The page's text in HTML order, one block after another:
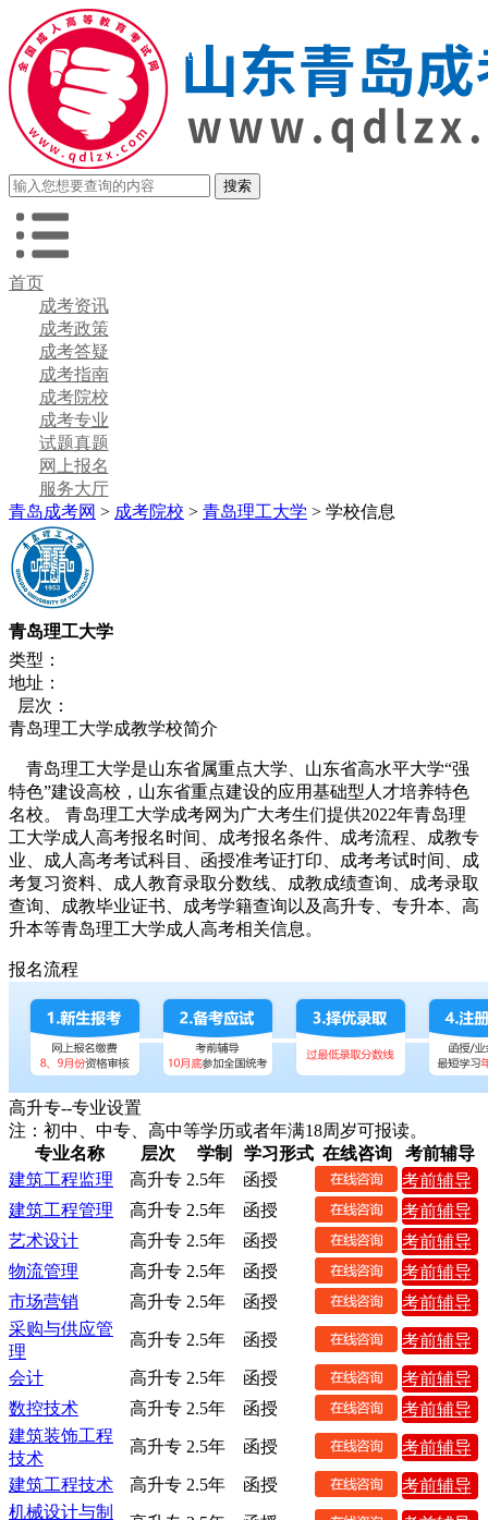
首页
成考资讯
成考政策
成考答疑
成考指南
成考院校
成考专业
试题真题
网上报名
服务大厅
青岛成考网 > 成考院校 > 青岛理工大学 > 学校信息
青岛理工大学
类型：
地址：
层次：
青岛理工大学成教学校简介
青岛理工大学是山东省属重点大学、山东省高水平大学“强
特色”建设高校，山东省重点建设的应用基础型人才培养特色
名校。 青岛理工大学成考网为广大考生们提供2022年青岛理
工大学成人高考报名时间、成考报名条件、成考流程、成教专
业、成人高考考试科目、函授准考证打印、成考考试时间、成
考复习资料、成人教育录取分数线、成教成绩查询、成考录取
查询、成教毕业证书、成考学籍查询以及高升专、专升本、高
升本等青岛理工大学成人高考相关信息。
报名流程
高升专--专业设置
注：初中、中专、高中等学历或者年满18周岁可报读。
专业名称
层次 学制 学习形式 在线咨询
考前辅导
建筑工程监理
高升专 2.5年 函授
考前辅导
建筑工程管理
高升专 2.5年 函授
考前辅导
艺术设计
高升专 2.5年 函授
考前辅导
物流管理
高升专 2.5年 函授
考前辅导
市场营销
高升专 2.5年 函授
考前辅导
采购与供应管
理
高升专 2.5年 函授
考前辅导
会计
高升专 2.5年 函授
考前辅导
数控技术
高升专 2.5年 函授
考前辅导
建筑装饰工程
技术
高升专 2.5年 函授
考前辅导
建筑工程技术
高升专 2.5年 函授
考前辅导
机械设计与制